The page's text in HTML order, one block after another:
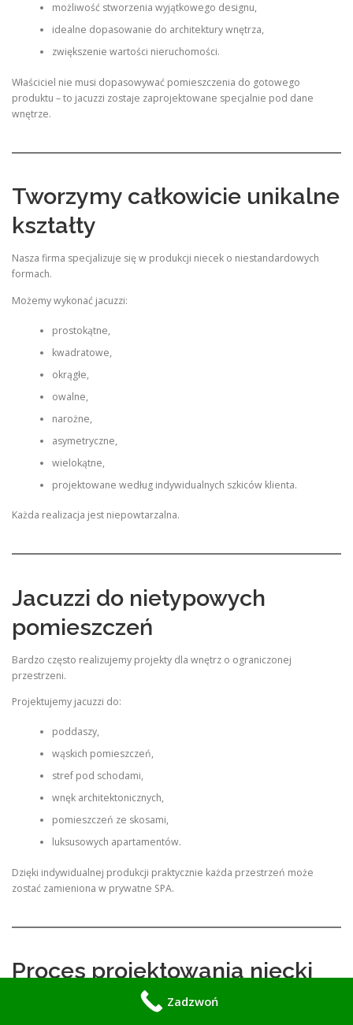
możliwość stworzenia wyjątkowego designu,
idealne dopasowanie do architektury wnętrza,
zwiększenie wartości nieruchomości.
Właściciel nie musi dopasowywać pomieszczenia do gotowego
produktu – to jacuzzi zostaje zaprojektowane specjalnie pod dane
wnętrze.
Tworzymy całkowicie unikalne
kształty
Nasza firma specjalizuje się w produkcji niecek o niestandardowych
formach.
Możemy wykonać jacuzzi:
prostokątne,
kwadratowe,
okrągłe,
owalne,
narożne,
asymetryczne,
wielokątne,
projektowane według indywidualnych szkiców klienta.
Każda realizacja jest niepowtarzalna.
Jacuzzi do nietypowych
pomieszczeń
Bardzo często realizujemy projekty dla wnętrz o ograniczonej
przestrzeni.
Projektujemy jacuzzi do:
poddaszy,
wąskich pomieszczeń,
stref pod schodami,
wnęk architektonicznych,
pomieszczeń ze skosami,
luksusowych apartamentów.
Dzięki indywidualnej produkcji praktycznie każda przestrzeń może
zostać zamieniona w prywatne SPA.
Proces projektowania niecki
Zadzwoń